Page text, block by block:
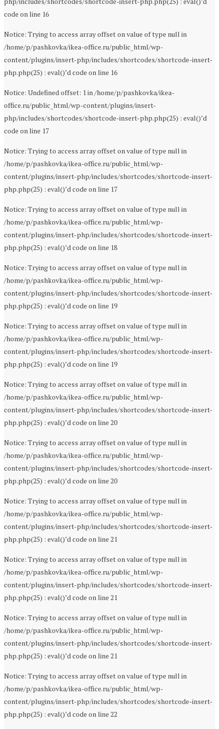
code on line 16
Notice: Trying to access array offset on value of type null in
/home/p/pashkovka/ikea-office.ru/public_html/wp-
content/plugins/insert-php/includes/shortcodes/shortcode-insert-
php.php(25) : eval()’d code on line 16
Notice: Undefined offset: 1 in /home/p/pashkovka/ikea-
office.ru/public_html/wp-content/plugins/insert-
php/includes/shortcodes/shortcode-insert-php.php(25) : eval()’d
code on line 17
Notice: Trying to access array offset on value of type null in
/home/p/pashkovka/ikea-office.ru/public_html/wp-
content/plugins/insert-php/includes/shortcodes/shortcode-insert-
php.php(25) : eval()’d code on line 17
Notice: Trying to access array offset on value of type null in
/home/p/pashkovka/ikea-office.ru/public_html/wp-
content/plugins/insert-php/includes/shortcodes/shortcode-insert-
php.php(25) : eval()’d code on line 18
Notice: Trying to access array offset on value of type null in
/home/p/pashkovka/ikea-office.ru/public_html/wp-
content/plugins/insert-php/includes/shortcodes/shortcode-insert-
php.php(25) : eval()’d code on line 19
Notice: Trying to access array offset on value of type null in
/home/p/pashkovka/ikea-office.ru/public_html/wp-
content/plugins/insert-php/includes/shortcodes/shortcode-insert-
php.php(25) : eval()’d code on line 19
Notice: Trying to access array offset on value of type null in
/home/p/pashkovka/ikea-office.ru/public_html/wp-
content/plugins/insert-php/includes/shortcodes/shortcode-insert-
php.php(25) : eval()’d code on line 20
Notice: Trying to access array offset on value of type null in
/home/p/pashkovka/ikea-office.ru/public_html/wp-
content/plugins/insert-php/includes/shortcodes/shortcode-insert-
php.php(25) : eval()’d code on line 20
Notice: Trying to access array offset on value of type null in
/home/p/pashkovka/ikea-office.ru/public_html/wp-
content/plugins/insert-php/includes/shortcodes/shortcode-insert-
php.php(25) : eval()’d code on line 21
Notice: Trying to access array offset on value of type null in
/home/p/pashkovka/ikea-office.ru/public_html/wp-
content/plugins/insert-php/includes/shortcodes/shortcode-insert-
php.php(25) : eval()’d code on line 21
Notice: Trying to access array offset on value of type null in
/home/p/pashkovka/ikea-office.ru/public_html/wp-
content/plugins/insert-php/includes/shortcodes/shortcode-insert-
php.php(25) : eval()’d code on line 21
Notice: Trying to access array offset on value of type null in
/home/p/pashkovka/ikea-office.ru/public_html/wp-
content/plugins/insert-php/includes/shortcodes/shortcode-insert-
php.php(25) : eval()’d code on line 22